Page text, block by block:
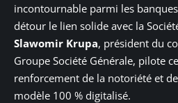
incontournable parmi les
détour le lien solide avec la
Slawomir Krupa, président du
Groupe Société Générale, pilote
renforcement de la notoriété et
modèle 100 % digitalisé.